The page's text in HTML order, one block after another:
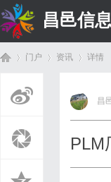
昌邑信
门户 资讯
›
详情
昌
PLM